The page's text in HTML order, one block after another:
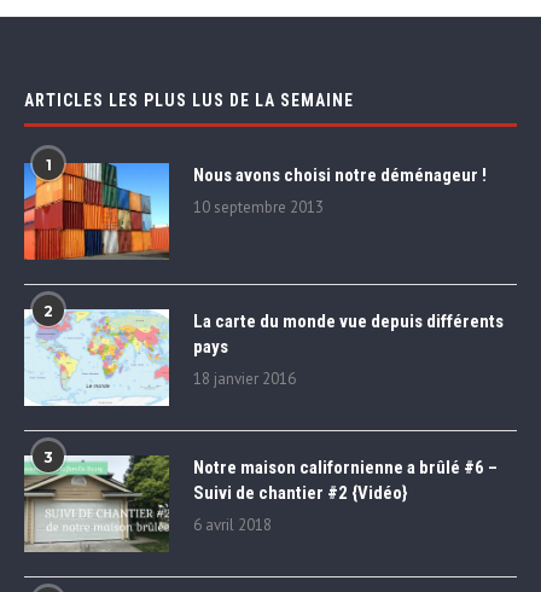
ARTICLES LES PLUS LUS DE LA SEMAINE
1 Nous avons choisi notre déménageur !
10 septembre 2013
2
La carte du monde vue depuis différents
pays
18 janvier 2016
3
Notre maison californienne a brûlé #6 –
Suivi de chantier #2 {Vidéo}
6 avril 2018